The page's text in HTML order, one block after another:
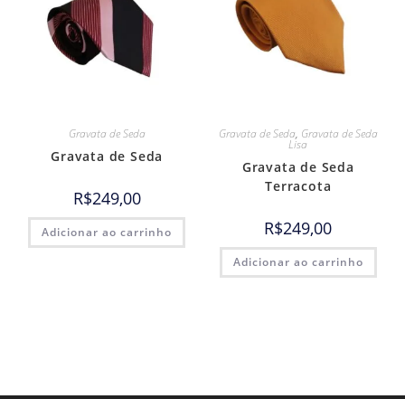
Gravata de Seda
Gravata de Seda
R$249,00
Adicionar ao carrinho
Gravata de Seda, Gravata de Seda
Lisa
Gravata de Seda
Terracota
R$249,00
Adicionar ao carrinho